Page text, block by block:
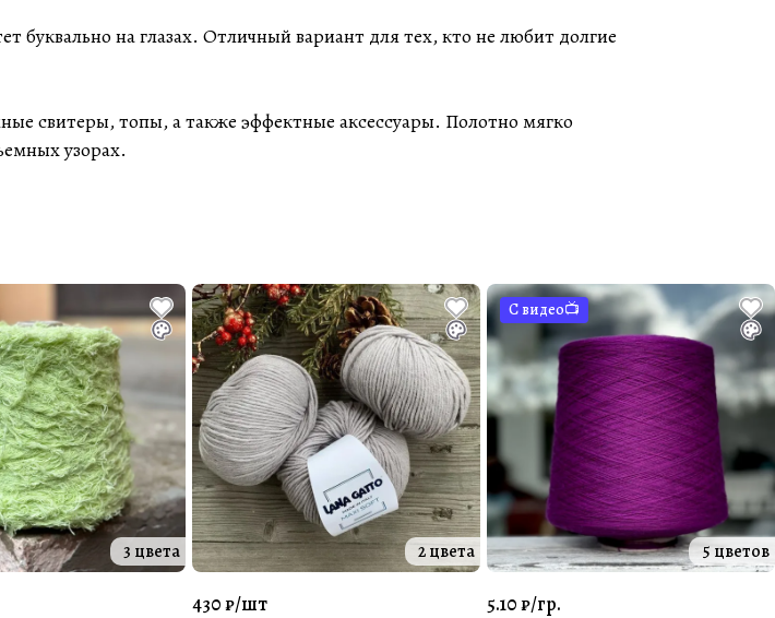
на глазах. Отличный вариант для тех, кто не любит долгие
свитеры, топы, а также эффектные аксессуары. Полотно мягко
узорах.
3 цвета 2 цвета
430 ₽/шт
С видео📺
5 цветов
5.10 ₽/гр.